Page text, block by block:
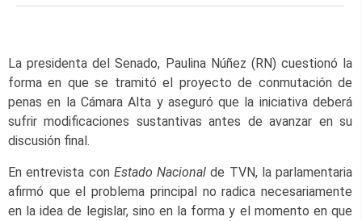
La presidenta del Senado, Paulina Núñez (RN) cuestionó la
forma en que se tramitó el proyecto de conmutación de
penas en la Cámara Alta y aseguró que la iniciativa deberá
sufrir modificaciones sustantivas antes de avanzar en su
discusión final.
En entrevista con Estado Nacional de TVN, la parlamentaria
afirmó que el problema principal no radica necesariamente
en la idea de legislar, sino en la forma y el momento en que